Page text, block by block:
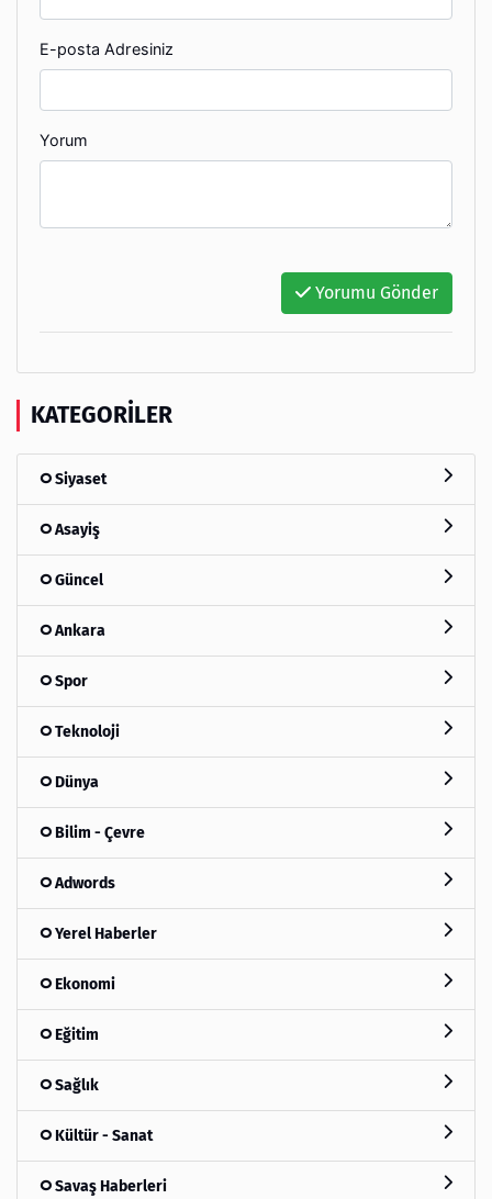
E-posta Adresiniz
Yorum
Yorumu Gönder
KATEGORILER
Siyaset
Asayiş
Güncel
Ankara
Spor
Teknoloji
Dünya
Bilim - Çevre
Adwords
Yerel Haberler
Ekonomi
Eğitim
Sağlık
Kültür - Sanat
Savaş Haberleri